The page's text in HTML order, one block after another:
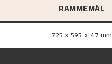
RAMMEMÅL
725 x 595 x 47 mm